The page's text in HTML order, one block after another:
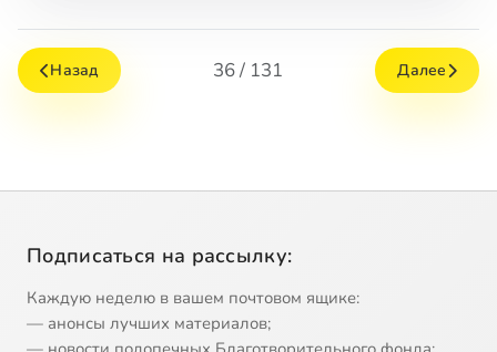
Назад 36 / 131 Далее
Подписаться на рассылку:
Каждую неделю в вашем почтовом ящике:
— анонсы лучших материалов;